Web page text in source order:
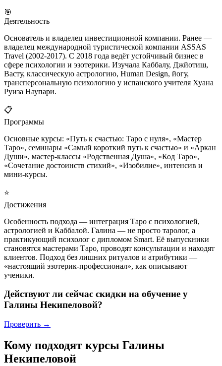
🎯
Деятельность
Основатель и владелец инвестиционной компании. Ранее —
владелец международной туристической компании ASSAS
Travel (2002-2017). С 2018 года ведёт устойчивый бизнес в
сфере психологии и эзотерики. Изучала Каббалу, Джйотиш,
Васту, классическую астрологию, Human Design, йогу,
трансперсональную психологию у испанского учителя Хуана
Руиза Наупари.
📋
Программы
Основные курсы: «Путь к счастью: Таро с нуля», «Мастер
Таро», семинары «Самый короткий путь к счастью» и «Аркан
Души», мастер-классы «Родственная Душа», «Код Таро»,
«Сочетание достоинств стихий», «Изобилие», интенсив и
мини-курсы.
⭐
Достижения
Особенность подхода — интеграция Таро с психологией,
астрологией и Каббалой. Галина — не просто таролог, а
практикующий психолог с дипломом Smart. Её выпускники
становятся мастерами Таро, проводят консультации и находят
клиентов. Подход без лишних ритуалов и атрибутики —
«настоящий эзотерик-профессионал», как описывают
ученики.
Действуют ли сейчас скидки на обучение у
Галины Некипеловой?
Проверить →
Кому подходят курсы Галины
Некипеловой